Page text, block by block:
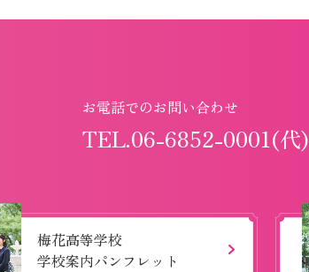
お電話でのお問い合わせ
TEL.06-6852-0001(代)
梅花高等学校
学校案内パンフレット